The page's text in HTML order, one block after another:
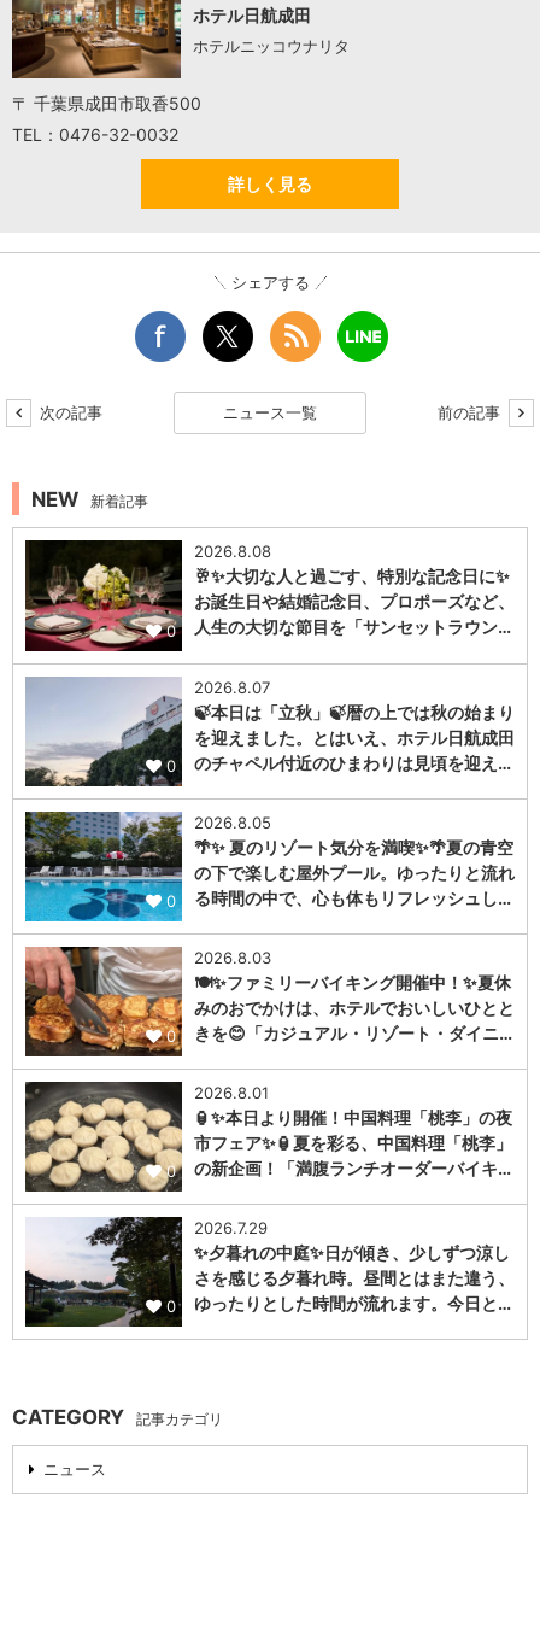
ホテル日航成田
ホテルニッコウナリタ
〒 千葉県成田市取香500
TEL：0476-32-0032
詳しく見る
シェアする
次の記事 ニュース一覧 前の記事
NEW 新着記事
0
2026.8.08
🥂✨大切な人と過ごす、特別な記念日に✨
お誕生日や結婚記念日、プロポーズなど、
人生の大切な節目を「サンセットラウン…
0
2026.8.07
🍃本日は「立秋」🍃暦の上では秋の始まり
を迎えました。とはいえ、ホテル日航成田
のチャペル付近のひまわりは見頃を迎え…
0
2026.8.05
🌴✨ 夏のリゾート気分を満喫✨🌴夏の青空
の下で楽しむ屋外プール。ゆったりと流れ
る時間の中で、心も体もリフレッシュし…
0
2026.8.03
🍽️✨ファミリーバイキング開催中！✨夏休
みのおでかけは、ホテルでおいしいひとと
きを😊「カジュアル・リゾート・ダイニ…
0
2026.8.01
🏮✨本日より開催！中国料理「桃李」の夜
市フェア✨🏮夏を彩る、中国料理「桃李」
の新企画！「満腹ランチオーダーバイキ…
0
2026.7.29
✨夕暮れの中庭✨日が傾き、少しずつ涼し
さを感じる夕暮れ時。昼間とはまた違う、
ゆったりとした時間が流れます。今日と…
CATEGORY 記事カテゴリ
ニュース